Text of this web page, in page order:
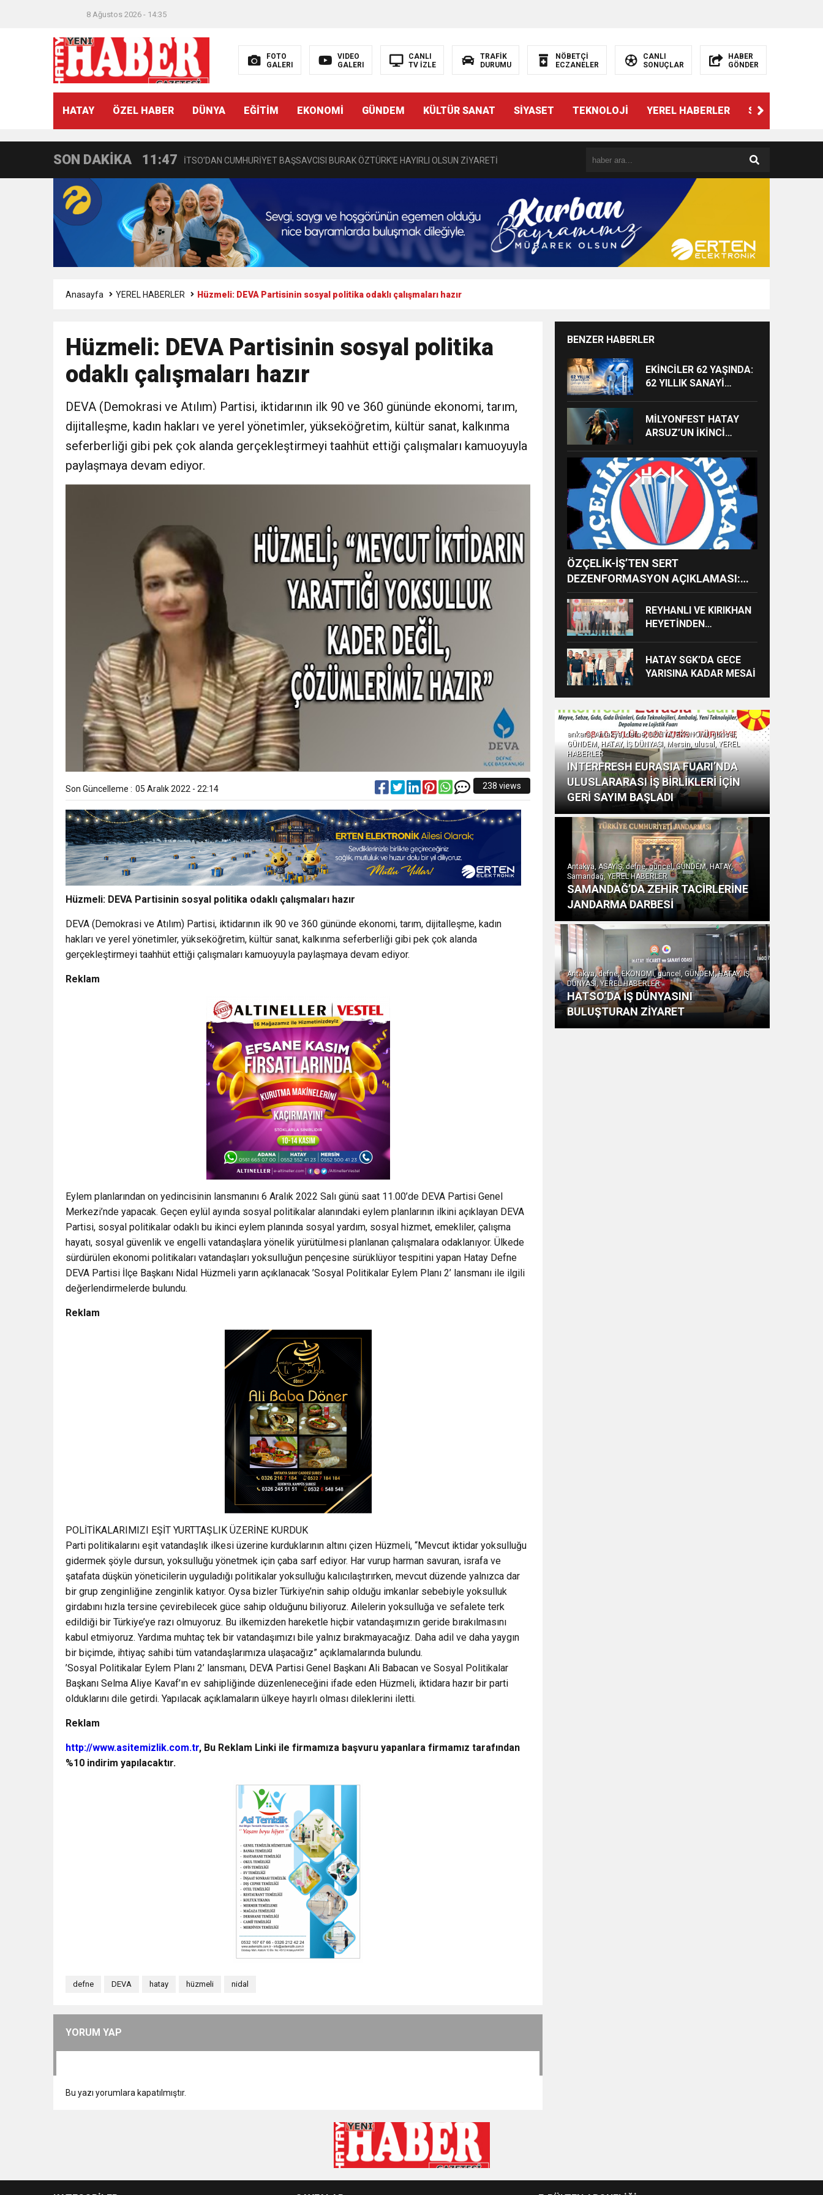
8 Ağustos 2026 - 14:35
FOTO
GALERI
VIDEO
GALERI
CANLI
TV İZLE
TRAFİK
DURUMU
NÖBETÇİ
ECZANELER
CANLI
SONUÇLAR
HABER
GÖNDER
HATAY ÖZEL HABER DÜNYA EĞİTİM EKONOMİ GÜNDEM KÜLTÜR SANAT SİYASET TEKNOLOJİ YEREL HABERLER SPOR
SON DAKİKA
21:40
11:47 İTSO’DAN CUMHURİYET BAŞSAVCISI BURAK ÖZTÜRK’E HAYIRLI OLSUN ZİYARETİ
18:55 İNCE’NİN CHP’DE KALMASININ PERDE ARKASI: GÖRÜNENDEN DAHA FAZLASI MI VAR?
11:57 IŞIL Eczanesi Görkemli Bir Törenle Hizmete Açıldı
21:40
6:19 HBB BAŞKANI ÖNTÜRK’ÜN CUMHURİYET BAYRAMI MESAJI
17:36 KURUMLAR VERGİSİ ERTELENDİ
21:40 CEYLANDERE’DE BAŞKAN EMRAH KARAÇAY’A SEVGİ SELİ
Anasayfa YEREL HABERLER Hüzmeli: DEVA Partisinin sosyal politika odaklı çalışmaları hazır
Hüzmeli: DEVA Partisinin sosyal politika
odaklı çalışmaları hazır
DEVA (Demokrasi ve Atılım) Partisi, iktidarının ilk 90 ve 360 gününde ekonomi, tarım,
dijitalleşme, kadın hakları ve yerel yönetimler, yükseköğretim, kültür sanat, kalkınma
seferberliği gibi pek çok alanda gerçekleştirmeyi taahhüt ettiği çalışmaları kamuoyuyla
paylaşmaya devam ediyor.
Son Güncelleme : 05 Aralık 2022 - 22:14 238 views
Hüzmeli: DEVA Partisinin sosyal politika odaklı çalışmaları hazır
DEVA (Demokrasi ve Atılım) Partisi, iktidarının ilk 90 ve 360 gününde ekonomi, tarım, dijitalleşme, kadın
hakları ve yerel yönetimler, yükseköğretim, kültür sanat, kalkınma seferberliği gibi pek çok alanda
gerçekleştirmeyi taahhüt ettiği çalışmaları kamuoyuyla paylaşmaya devam ediyor.
Reklam
Eylem planlarından on yedincisinin lansmanını 6 Aralık 2022 Salı günü saat 11.00’de DEVA Partisi Genel
Merkezi’nde yapacak. Geçen eylül ayında sosyal politikalar alanındaki eylem planlarının ilkini açıklayan DEVA
Partisi, sosyal politikalar odaklı bu ikinci eylem planında sosyal yardım, sosyal hizmet, emekliler, çalışma
hayatı, sosyal güvenlik ve engelli vatandaşlara yönelik yürütülmesi planlanan çalışmalara odaklanıyor. Ülkede
sürdürülen ekonomi politikaları vatandaşları yoksulluğun pençesine sürüklüyor tespitini yapan Hatay Defne
DEVA Partisi İlçe Başkanı Nidal Hüzmeli yarın açıklanacak ’Sosyal Politikalar Eylem Planı 2’ lansmanı ile ilgili
değerlendirmelerde bulundu.
Reklam
POLİTİKALARIMIZI EŞİT YURTTAŞLIK ÜZERİNE KURDUK
Parti politikalarını eşit vatandaşlık ilkesi üzerine kurduklarının altını çizen Hüzmeli, “Mevcut iktidar yoksulluğu
gidermek şöyle dursun, yoksulluğu yönetmek için çaba sarf ediyor. Har vurup harman savuran, israfa ve
şatafata düşkün yöneticilerin uyguladığı politikalar yoksulluğu kalıcılaştırırken, mevcut düzende yalnızca dar
bir grup zenginliğine zenginlik katıyor. Oysa bizler Türkiye’nin sahip olduğu imkanlar sebebiyle yoksulluk
girdabını hızla tersine çevirebilecek güce sahip olduğunu biliyoruz. Ailelerin yoksulluğa ve sefalete terk
edildiği bir Türkiye’ye razı olmuyoruz. Bu ilkemizden hareketle hiçbir vatandaşımızın geride bırakılmasını
kabul etmiyoruz. Yardıma muhtaç tek bir vatandaşımızı bile yalnız bırakmayacağız. Daha adil ve daha yaygın
bir biçimde, ihtiyaç sahibi tüm vatandaşlarımıza ulaşacağız” açıklamalarında bulundu.
’Sosyal Politikalar Eylem Planı 2’ lansmanı, DEVA Partisi Genel Başkanı Ali Babacan ve Sosyal Politikalar
Başkanı Selma Aliye Kavaf’ın ev sahipliğinde düzenleneceğini ifade eden Hüzmeli, iktidara hazır bir parti
olduklarını dile getirdi. Yapılacak açıklamaların ülkeye hayırlı olması dileklerini iletti.
Reklam
http://www.asitemizlik.com.tr, Bu Reklam Linki ile firmamıza başvuru yapanlara firmamız tarafından
%10 indirim yapılacaktır.
defne DEVA hatay hüzmeli nidal
YORUM YAP
Bu yazı yorumlara kapatılmıştır.
BENZER HABERLER
EKİNCİLER 62 YAŞINDA:
62 YILLIK SANAYİ
MİLYONFEST HATAY
ARSUZ’UN İKİNCİ
ÇAPANOĞLU SAHNE
ALACAK
ÖZÇELİK-İŞ’TEN SERT
DEZENFORMASYON AÇIKLAMASI:
“HUKUKİ VE CEZAİ SÜREÇ
BAŞLATILDI”
REYHANLI VE KIRIKHAN
HEYETİNDEN
BAŞSAVCILIĞINA
ZİYARET
HATAY SGK’DA GECE
YARISINA KADAR MESAİ
ankara, Antakya, defne, DÜNYA, EKONOMİ, güncel,
GÜNDEM, HATAY, İŞ DÜNYASI, Mersin, ulusal, YEREL
HABERLER
INTERFRESH EURASIA FUARI’NDA
ULUSLARARASI İŞ BİRLİKLERİ İÇİN
GERİ SAYIM BAŞLADI
Antakya, ASAYİŞ, defne, güncel, GÜNDEM, HATAY,
Samandağ, YEREL HABERLER
SAMANDAĞ’DA ZEHİR TACİRLERİNE
JANDARMA DARBESİ
Antakya, defne, EKONOMİ, güncel, GÜNDEM, HATAY, İŞ
DÜNYASI, YEREL HABERLER
HATSO’DA İŞ DÜNYASINI
BULUŞTURAN ZİYARET